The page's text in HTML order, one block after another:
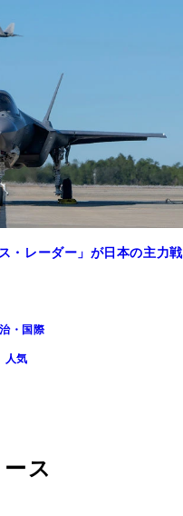
・レーダー」が日本の主力戦
・国際
人気
ス